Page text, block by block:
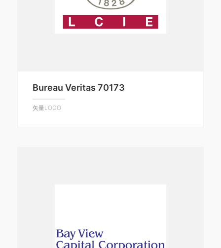
Bureau Veritas 70173
矢量LOGO